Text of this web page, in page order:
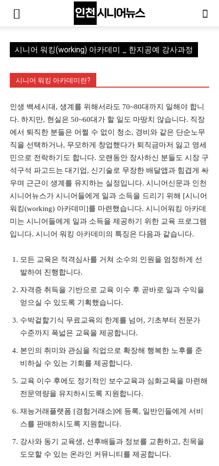
시니어 워킹(working) 아카데미 _ 한지공예 강사과정
시니어 워킹 아카데미란?
인생 백세시대, 생계를 위해서라도 70~80대까지 일해야 합니
다. 하지만, 현실은 50~60대가 할 일도 마땅치 않습니다. 직장
에서 퇴직한 분들은 어쩔 수 없이 청소, 경비와 같은 단순노무
직을 선택하거나, 무모하게 창업했다가 퇴직금마저 잃고 영세
민으로 전락하기도 합니다. 오랜동안 장사하신 분들도 시장 구
석구석 파고드는 대기업, 신기술로 무장한 배달앱과 힘겹게 싸
우며 근근이 생계를 유지하는 실정입니다. 시니어신문과 인천
시니어뉴스가 시니어들에게 일과 소득을 드리기 위해 [시니어
워킹(working) 아카데미]를 마련했습니다. 시니어워킹 아카데
미는 시니어들에게 일과 소득을 제공하기 위한 교육 프로그램
입니다. 시니어 워킹 아카데미의 특징은 다음과 같습니다.
모든 교육은 적격심사를 거쳐 소수의 인원을 엄정하게 선
발하여 진행합니다.
자격증 취득을 기반으로 교육 이수 후 곧바로 일과 수익을
얻으실 수 있도록 기획했습니다.
수박겉핥기식 무료교육의 한계를 넘어, 기초부터 전문가
수준까지 폭넓은 교육을 제공합니다.
본인의 취미와 관심을 직업으로 확장해 행복한 노후를 준
비하실 수 있는 기회를 제공합니다.
교육 이수 후에도 정기적인 보수교육과 심화교육을 마련해
전문역량을 유지하시도록 지원합니다.
재능거래플랫폼 [경험거래소]에 등록, 일반인들에게 서비
스를 판매하시도록 지원합니다.
강사와 동기 교육생, 선후배들과 정보를 교환하고, 친목을
도모할 수 있는 온라인 커뮤니티를 제공합니다.